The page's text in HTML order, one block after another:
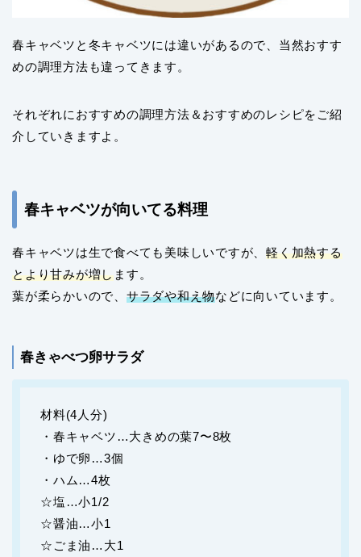
春キャベツと冬キャベツには違いがあるので、当然おすす
めの調理方法も違ってきます。
それぞれにおすすめの調理方法＆おすすめのレシピをご紹
介していきますよ。
春キャベツが向いてる料理
春キャベツは生で食べても美味しいですが、軽く加熱する
とより甘みが増します。
葉が柔らかいので、 サラダや和え物などに向いています。
春きゃべつ卵サラダ
材料(4人分)
・春キャベツ…大きめの葉7〜8枚
・ゆで卵…3個
・ハム…4枚
☆塩…小1/2
☆醤油…小1
☆ごま油…大1